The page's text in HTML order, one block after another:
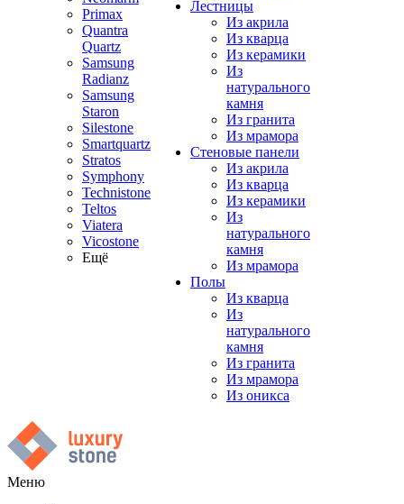
Primax
Quantra
Quartz
Samsung
Radianz
Samsung
Staron
Silestone
Smartquartz
Stratos
Symphony
Technistone
Teltos
Viatera
Vicostone
Ещё
Лестницы
Из акрила
Из кварца
Из керамики
Из
натурального
камня
Из гранита
Из мрамора
Стеновые панели
Из акрила
Из кварца
Из керамики
Из
натурального
камня
Из мрамора
Полы
Из кварца
Из
натурального
камня
Из гранита
Из мрамора
Из оникса
Меню